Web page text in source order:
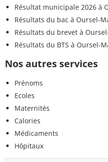
Résultat municipale 2026 à
Résultats du bac à Oursel-
Résultats du brevet à
Résultats du BTS à Oursel-
Nos autres services
Prénoms
Ecoles
Maternités
Calories
Médicaments
Hôpitaux